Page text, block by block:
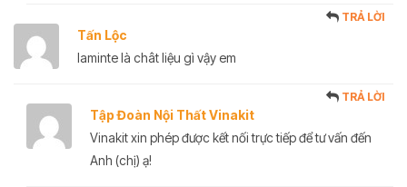
Tấn Lộc
TRẢ LỜI
laminte là chât liệu gì vậy em
Tập Đoàn Nội Thất Vinakit
TRẢ LỜI
Vinakit xin phép được kết nối trực tiếp để tư vấn đến
Anh (chị) ạ!